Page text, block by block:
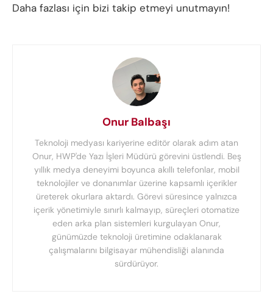
Daha fazlası için bizi takip etmeyi unutmayın!
Onur Balbaşı
Teknoloji medyası kariyerine editör olarak adım atan
Onur, HWP'de Yazı İşleri Müdürü görevini üstlendi. Beş
yıllık medya deneyimi boyunca akıllı telefonlar, mobil
teknolojiler ve donanımlar üzerine kapsamlı içerikler
üreterek okurlara aktardı. Görevi süresince yalnızca
içerik yönetimiyle sınırlı kalmayıp, süreçleri otomatize
eden arka plan sistemleri kurgulayan Onur,
günümüzde teknoloji üretimine odaklanarak
çalışmalarını bilgisayar mühendisliği alanında
sürdürüyor.